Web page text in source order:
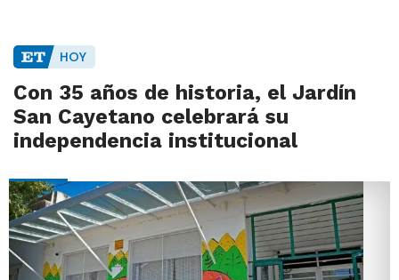
HOY
Con 35 años de historia, el Jardín
San Cayetano celebrará su
independencia institucional